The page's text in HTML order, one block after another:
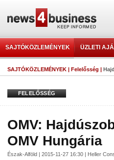
SAJTÓKÖZLEMÉNYEK ÜZLETI
SAJTÓKÖZLEMÉNYEK | Felelősség |
FELELŐSSÉG
OMV:
OMV Hungária
Észak-Alföld | 2015-11-27 16:30 | Heller